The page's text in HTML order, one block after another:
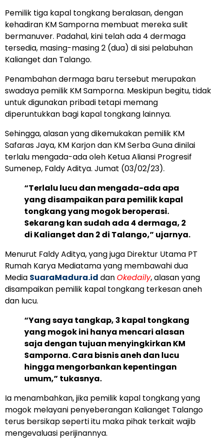
Pemilik tiga kapal tongkang beralasan, dengan
kehadiran KM Samporna membuat mereka sulit
bermanuver. Padahal, kini telah ada 4 dermaga
tersedia, masing-masing 2 (dua) di sisi pelabuhan
Kalianget dan Talango.
Penambahan dermaga baru tersebut merupakan
swadaya pemilik KM Samporna. Meskipun begitu, tidak
untuk digunakan pribadi tetapi memang
diperuntukkan bagi kapal tongkang lainnya.
Sehingga, alasan yang dikemukakan pemilik KM
Safaras Jaya, KM Karjon dan KM Serba Guna dinilai
terlalu mengada-ada oleh Ketua Aliansi Progresif
Sumenep, Faldy Aditya. Jumat (03/02/23).
“Terlalu lucu dan mengada-ada apa
yang disampaikan para pemilik kapal
tongkang yang mogok beroperasi.
Sekarang kan sudah ada 4 dermaga, 2
di Kalianget dan 2 di Talango,” ujarnya.
Menurut Faldy Aditya, yang juga Direktur Utama PT
Rumah Karya Mediatama yang membawahi dua
Media SuaraMadura.id danOkedaily, alasan yang
disampaikan pemilik kapal tongkang terkesan aneh
dan lucu.
“Yang saya tangkap, 3 kapal tongkang
yang mogok ini hanya mencari alasan
saja dengan tujuan menyingkirkan KM
Samporna. Cara bisnis aneh dan lucu
hingga mengorbankan kepentingan
umum,” tukasnya.
Ia menambahkan, jika pemilik kapal tongkang yang
mogok melayani penyeberangan Kalianget Talango
terus bersikap seperti itu maka pihak terkait wajib
mengevaluasi perijinannya.